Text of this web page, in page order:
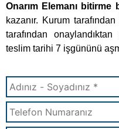
Onarım Elemanı bitirme
kazanır. Kurum
tarafından
teslim tarihi 7 işgününü